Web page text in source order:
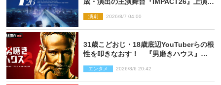
演劇 2026/8/7 04:00
31歳こどおじ・18歳底辺YouTuberらの根
性を叩きなおす！ 『男磨きハウス』第2
エンタメ 2026/8/6 20:42